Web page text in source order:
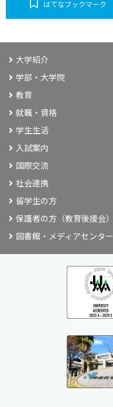
はてなブックマーク
大学紹介
学部・大学院
教育
就職・資格
学生生活
入試案内
国際交流
社会連携
留学生の方
保護者の方（教育後援会）
図書館・メディアセンター